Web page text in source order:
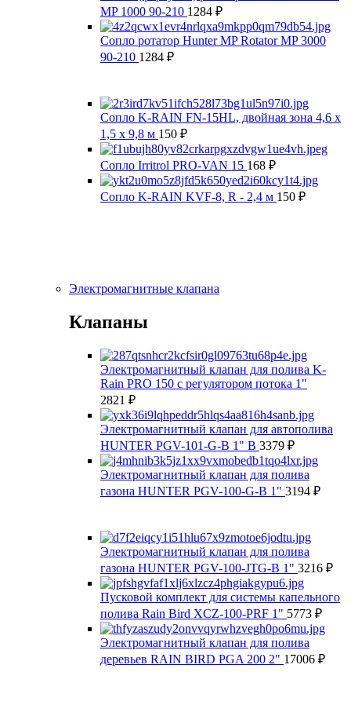
MP 1000 90-210 1284 ₽
Сопло ротатор Hunter MP Rotator MP 3000
90-210 1284 ₽
Сопло K-RAIN FN-15HL, двойная зона 4,6 x
1,5 x 9,8 м 150 ₽
Сопло Irritrol PRO-VAN 15 168 ₽
Сопло K-RAIN KVF-8, R - 2,4 м 150 ₽
Электромагнитные клапана
Клапаны
Электромагнитный клапан для полива K-
Rain PRO 150 с регулятором потока 1"
2821 ₽
Электромагнитный клапан для автополива
HUNTER PGV-101-G-B 1" В 3379 ₽
Электромагнитный клапан для полива
газона HUNTER PGV-100-G-B 1" 3194 ₽
Электромагнитный клапан для полива
газона HUNTER PGV-100-JTG-B 1" 3216 ₽
Пусковой комплект для системы капельного
полива Rain Bird XCZ-100-PRF 1" 5773 ₽
Электромагнитный клапан для полива
деревьев RAIN BIRD PGA 200 2" 17006 ₽